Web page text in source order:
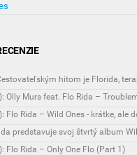
hitom je Florida,
Olly Murs feat. Flo Rida –
Flo Rida – Wild Ones - krátke, ale
predstavuje svoj štvrtý album
Flo Rida – Only One Flo (Part 1)